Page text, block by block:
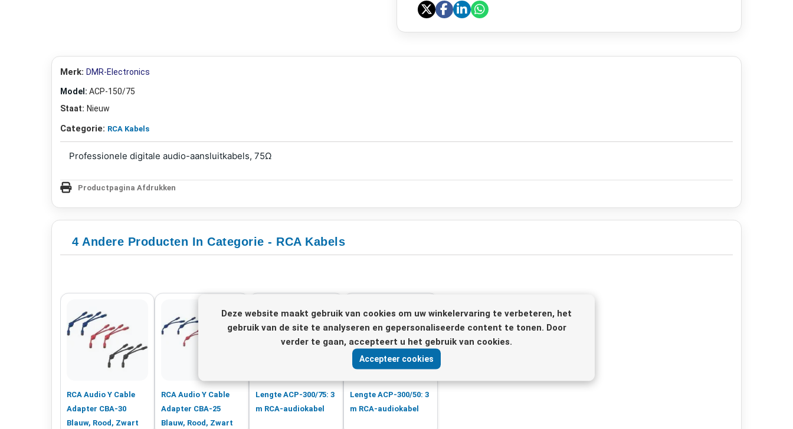
Deze website maakt gebruik van cookies om uw winkelervaring te verbeteren, het
gebruik van de site te analyseren en gepersonaliseerde content te tonen. Door
verder te gaan, accepteert u het gebruik van cookies.
Accepteer cookies
Merk: DMR-Electronics
Model: ACP-150/75
Staat: Nieuw
Categorie: RCA Kabels
Professionele digitale audio-aansluitkabels, 75Ω
Productpagina Afdrukken
4 Andere Producten In Categorie - RCA Kabels
RCA Audio Y Cable
Adapter CBA-30
Blauw, Rood, Zwart
RCA Audio Y Cable
Adapter CBA-25
Blauw, Rood, Zwart
Lengte ACP-300/75: 3
m RCA-audiokabel
Lengte ACP-300/50: 3
m RCA-audiokabel